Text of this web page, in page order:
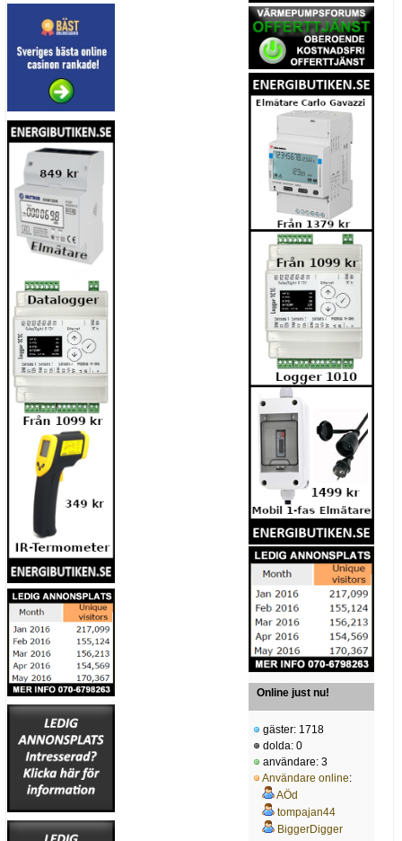
Online just nu!
gäster: 1718
dolda: 0
användare: 3
Användare online:
AÖd
tompajan44
BiggerDigger